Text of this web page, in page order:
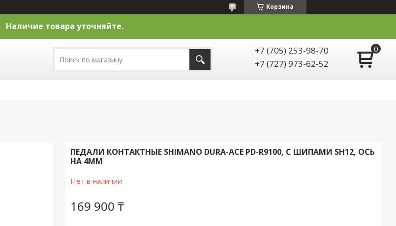
Корзина
Наличие товара уточняйте.
+7 (705) 253-98-70
+7 (727) 973-62-52
ПЕДАЛИ КОНТАКТНЫЕ SHIMANO DURA-ACE PD-R9100, С ШИПАМИ SH12, ОСЬ
НА 4MM
Нет в наличии
169 900 ₸